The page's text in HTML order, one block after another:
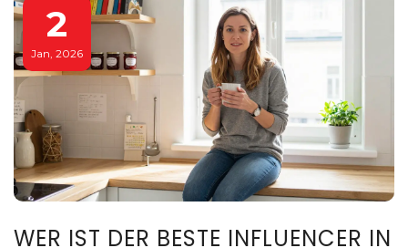
2
Jan, 2026
WER IST DER BESTE INFLUENCER IN